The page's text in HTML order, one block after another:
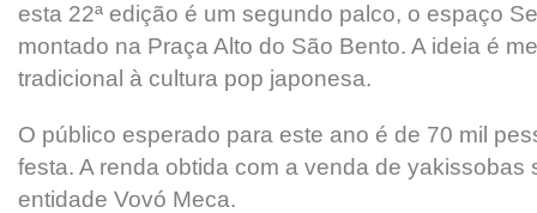
esta 22ª edição é um segundo palco, o espaço
montado na Praça Alto do São Bento. A ideia é
tradicional à cultura pop japonesa.
O público esperado para este ano é de 70 mil
festa. A renda obtida com a venda de yakissobas
entidade Vovó Meca.